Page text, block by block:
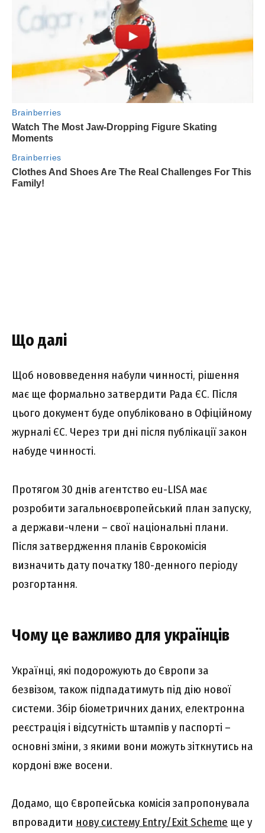
Що далі
Щоб нововведення набули чинності, рішення
має ще формально затвердити Рада ЄС. Після
цього документ буде опубліковано в Офіційному
журналі ЄС. Через три дні після публікації закон
набуде чинності.
Протягом 30 днів агентство eu-LISA має
розробити загальноєвропейський план запуску,
а держави-члени – свої національні плани.
Після затвердження планів Єврокомісія
визначить дату початку 180-денного періоду
розгортання.
Чому це важливо для українців
Українці, які подорожують до Європи за
безвізом, також підпадатимуть під дію нової
системи. Збір біометричних даних, електронна
реєстрація і відсутність штампів у паспорті –
основні зміни, з якими вони можуть зіткнутись на
кордоні вже восени.
Додамо, що Європейська комісія запропонувала
впровадити нову систему Entry/Exit Scheme ще у